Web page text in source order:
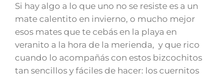
Si hay algo a lo que uno no se resiste es a un
mate calentito en invierno, o mucho mejor
esos mates que te cebás en la playa en
veranito a la hora de la merienda, y que rico
cuando lo acompañás con estos bizcochitos
tan sencillos y fáciles de hacer: los cuernitos